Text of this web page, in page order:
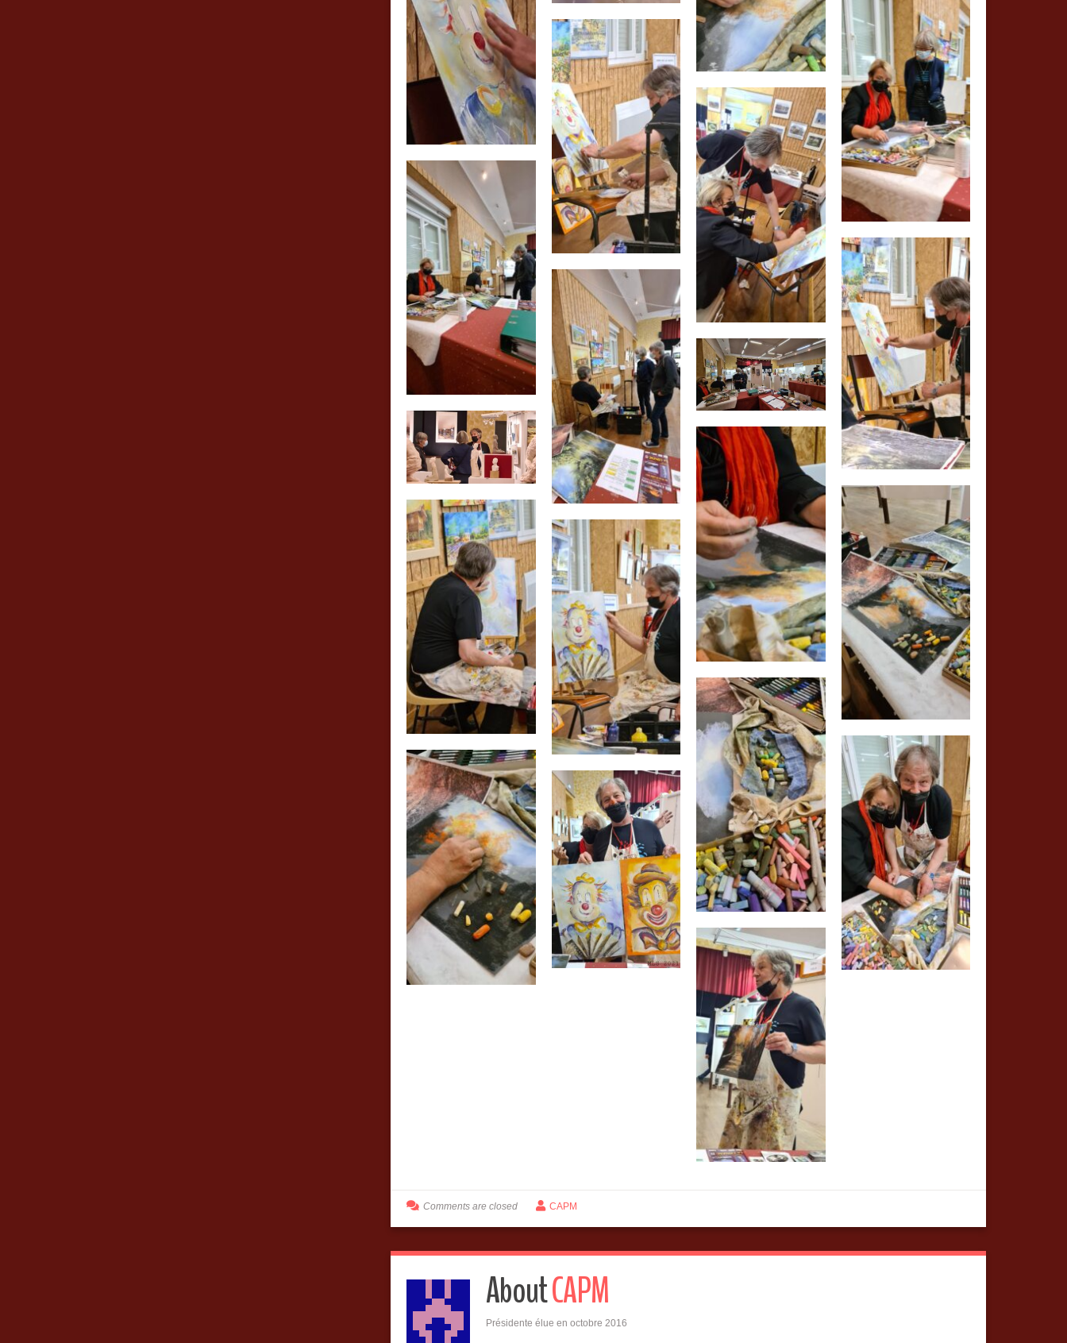
Comments are closed CAPM
AboutCAPM
Présidente élue en octobre 2016